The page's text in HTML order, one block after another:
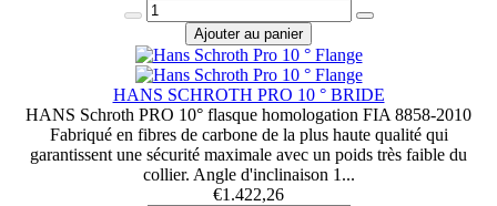
Ajouter au panier
HANS SCHROTH PRO 10 ° BRIDE
HANS Schroth PRO 10° flasque homologation FIA 8858-2010
Fabriqué en fibres de carbone de la plus haute qualité qui
garantissent une sécurité maximale avec un poids très faible du
collier. Angle d'inclinaison 1...
€1.422,26